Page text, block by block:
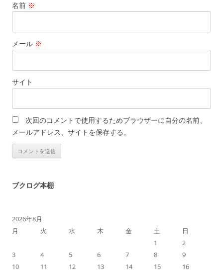
名前 ※
メール ※
サイト
次回のコメントで使用するためブラウザーに自分の名前、
メールアドレス、サイトを保存する。
ブクログ本棚
2026年8月
月
火 水 木 金 土
日
1
2
3
4 5 6 7 8
9
10
11 12 13 14 15
16